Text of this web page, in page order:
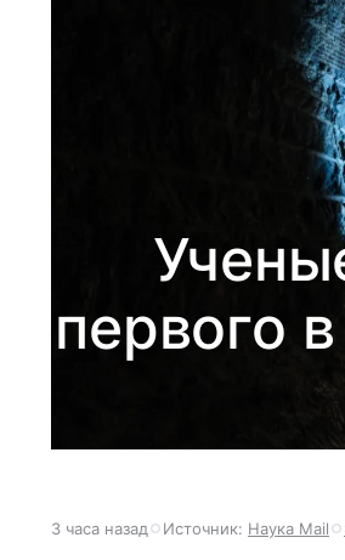
первого
3 часа назад Источник: Наука Mail